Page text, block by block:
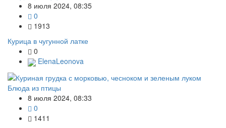
8 июля 2024, 08:35
0
1913
Курица в чугунной латке
0
ElenaLeonova
Блюда из птицы
8 июля 2024, 08:33
0
1411